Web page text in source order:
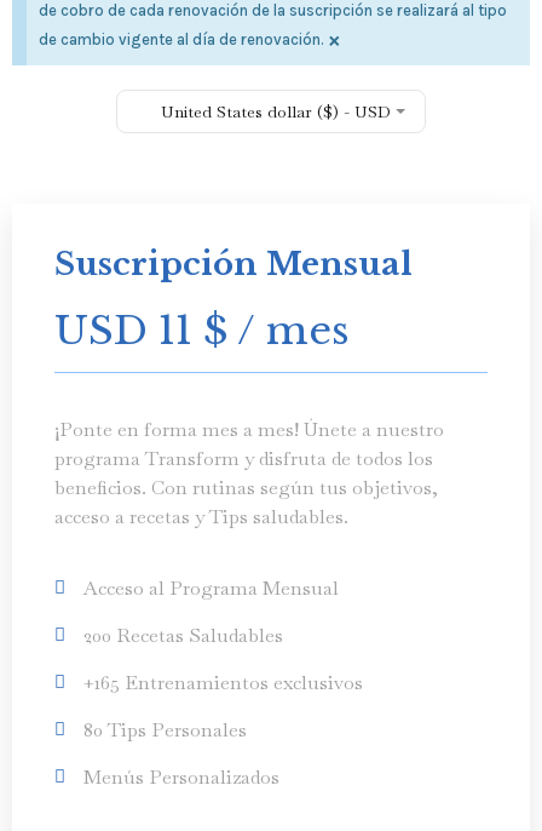
de cobro de cada renovación de la suscripción se realizará al tipo
de cambio vigente al día de renovación. ×
United States dollar ($) - USD
Suscripción Mensual
USD 11 $ / mes
¡Ponte en forma mes a mes! Únete a nuestro
programa Transform y disfruta de todos los
beneficios. Con rutinas según tus objetivos,
acceso a recetas y Tips saludables.
Acceso al Programa Mensual
200 Recetas Saludables
+165 Entrenamientos exclusivos
80 Tips Personales
Menús Personalizados